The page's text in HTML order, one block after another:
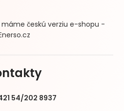
máme českú verziu e-shopu -
54/202 8937